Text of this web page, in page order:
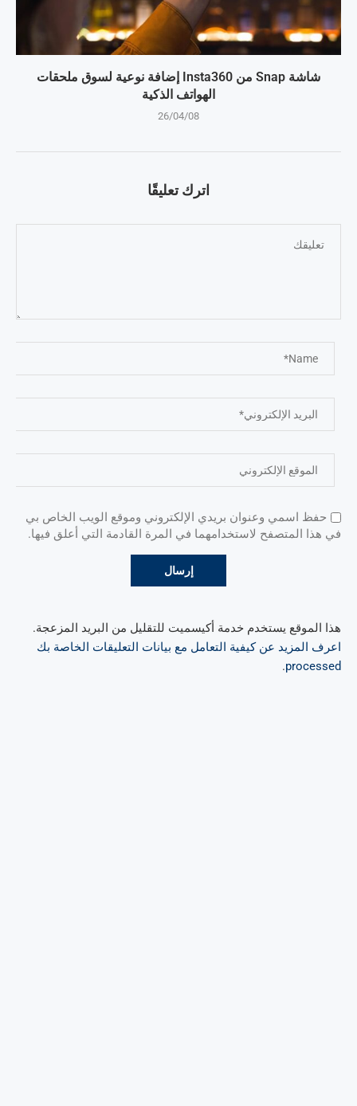
شاشة Snap من Insta360 إضافة نوعية لسوق ملحقات
الهواتف الذكية
26/04/08
اترك تعليقًا
حفظ اسمي وعنوان بريدي الإلكتروني وموقع الويب الخاص بي
في هذا المتصفح لاستخدامهما في المرة القادمة التي أعلق فيها.
هذا الموقع يستخدم خدمة أكيسميت للتقليل من البريد المزعجة.
اعرف المزيد عن كيفية التعامل مع بيانات التعليقات الخاصة بك
processed
.